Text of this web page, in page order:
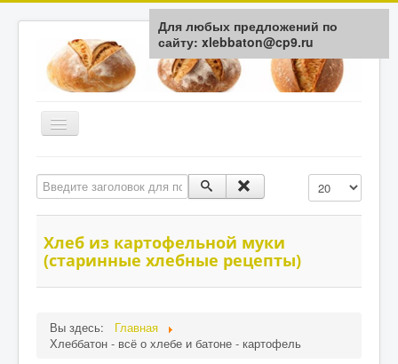
Включить/
История
Мука / Крупа
Здоровье
Обратная связь
Введите заголовок для поиска... Кол-во строк:
Хлеб из картофельной муки
(cтаринные хлебные рецепты)
Вы здесь:
Главная
Хлеббатон - всё о хлебе и батоне - картофель
Для любых предложений по
сайту: xlebbaton@cp9.ru